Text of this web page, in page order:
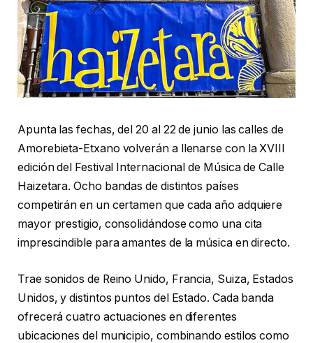
Apunta las fechas, del 20 al 22 de junio las calles de
Amorebieta-Etxano volverán a llenarse con la XVIII
edición del Festival Internacional de Música de Calle
Haizetara. Ocho bandas de distintos países
competirán en un certamen que cada año adquiere
mayor prestigio, consolidándose como una cita
imprescindible para amantes de la música en directo.
Trae sonidos de Reino Unido, Francia, Suiza, Estados
Unidos, y distintos puntos del Estado. Cada banda
ofrecerá cuatro actuaciones en diferentes
ubicaciones del municipio, combinando estilos como